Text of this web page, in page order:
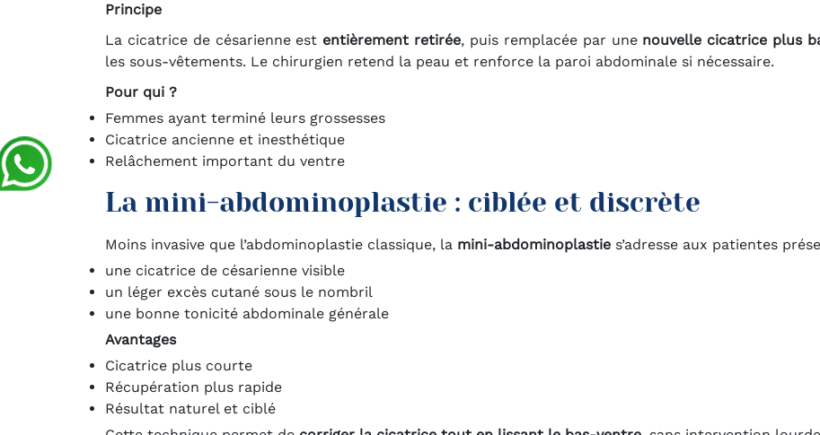
Principe
La cicatrice de césarienne est entièrement retirée, puis remplacée par une nouvelle cicatrice plus
les sous-vêtements. Le chirurgien retend la peau et renforce la paroi abdominale si nécessaire.
Pour qui ?
Femmes ayant terminé leurs grossesses
Cicatrice ancienne et inesthétique
Relâchement important du ventre
La mini-abdominoplastie : ciblée et discrète
Moins invasive que l’abdominoplastie classique, la mini-abdominoplastie s’adresse aux patientes
une cicatrice de césarienne visible
un léger excès cutané sous le nombril
une bonne tonicité abdominale générale
Avantages
Cicatrice plus courte
Récupération plus rapide
Résultat naturel et ciblé